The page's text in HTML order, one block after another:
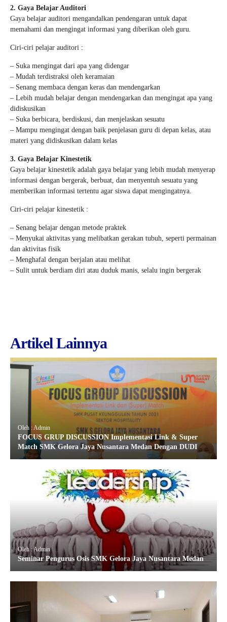
2. Gaya Belajar Auditori
Gaya belajar auditori mengandalkan pendengaran untuk dapat
memahami dan mengingat informasi yang diberikan oleh guru.
Ciri-ciri pelajar auditori :
– Suka mengingat dari apa yang didengar
– Mudah terdistraksi oleh keramaian
– Senang membaca dengan keras dan mendengarkan
– Lebih mudah belajar dengan mendengarkan dan mengingat apa yang
didiskusikan
– Suka berbicara, berdiskusi, dan menjelaskan sesuatu
– Mampu mengingat dengan baik penjelasan guru di depan kelas, atau
materi yang didiskusikan dalam kelas
3. Gaya Belajar Kinestetik
Gaya belajar kinestetik adalah gaya belajar yang lebih mudah menyerap
informasi dengan bergerak, berbuat, dan menyentuh sesuatu yang
memberikan informasi tertentu agar siswa dapat mengingatnya.
Ciri-ciri pelajar kinestetik :
– Senang belajar dengan metode praktek
– Menyukai aktivitas yang melibatkan gerakan tubuh, seperti permainan
dan aktivitas fisik
– Menghafal dengan berjalan atau melihat
– Sulit untuk berdiam diri atau duduk manis, selalu ingin bergerak
Artikel Lainnya
Oleh : Admin
FOCUS GRUP DISCUSSION Implementasi Link & Super
Match SMK Gelora Jaya Nusantara Medan Dengan DUDI
Oleh : Admin
Seminar Pengurus Osis SMK Gelora Jaya Nusantara Medan